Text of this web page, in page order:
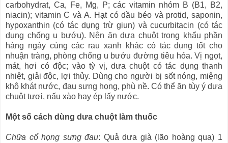
carbohydrat, Ca, Fe, Mg, P; các vitamin nhóm B (B1, B2,
niacin); vitamin C và A. Hạt có dầu béo và protid, saponin,
hypoxanthin (có tác dụng trừ giun) và cucurbitacin (có tác
dụng chống u bướu). Nên ăn dưa chuột trong khẩu phần
hàng ngày cùng các rau xanh khác có tác dụng tốt cho
nhuận tràng, phòng chống u bướu đường tiêu hóa. Vị ngọt,
mát, hơi có độc; vào tỳ vị, dưa chuột có tác dụng thanh
nhiệt, giải độc, lợi thủy. Dùng cho người bị sốt nóng, miệng
khô khát nước, đau sưng họng, phù nề. Có thể ăn tùy ý dưa
chuột tươi, nấu xào hay ép lấy nước.
Một số cách dùng dưa chuột làm thuốc
Chữa cổ họng sưng đau: Quả dưa già (lão hoàng qua) 1